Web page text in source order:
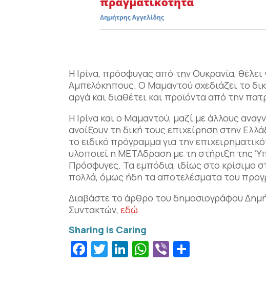
Η Ιρίνα, πρόσφυγας από την Ουκρανία,
Αμπελόκηπους. Ο Μαμαντού σχεδιάζει το
αργά και διαθέτει και προϊόντα από την
H Ιρίνα και ο Μαμαντού, μαζί με άλλους
ανοίξουν τη δική τους επιχείρηση στην
το ειδικό πρόγραμμα για την
υλοποιεί η ΜΕΤΑδραση με τη στήριξη της
Πρόσφυγες. Τα εμπόδια, ιδίως στο κρίσιμο
πολλά, όμως ήδη τα αποτελέσματα του
Διαβάστε το άρθρο του δημοσιογράφου
Συντακτών,εδώ.
Facebook
Twitter
LinkedIn
WhatsApp
Viber